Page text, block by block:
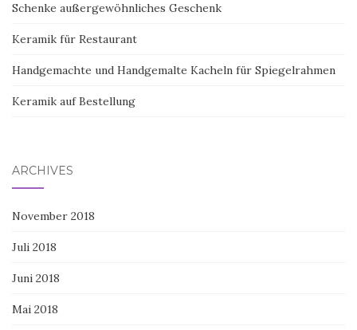
Schenke außergewöhnliches Geschenk
Keramik für Restaurant
Handgemachte und Handgemalte Kacheln für Spiegelrahmen
Keramik auf Bestellung
ARCHIVES
November 2018
Juli 2018
Juni 2018
Mai 2018